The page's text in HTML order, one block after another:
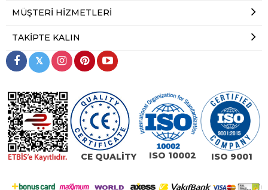
MÜŞTERI HIZMETLERI
TAKIPTE KALIN
𝕏
CE QUALİTY ISO 10002 ISO 9001